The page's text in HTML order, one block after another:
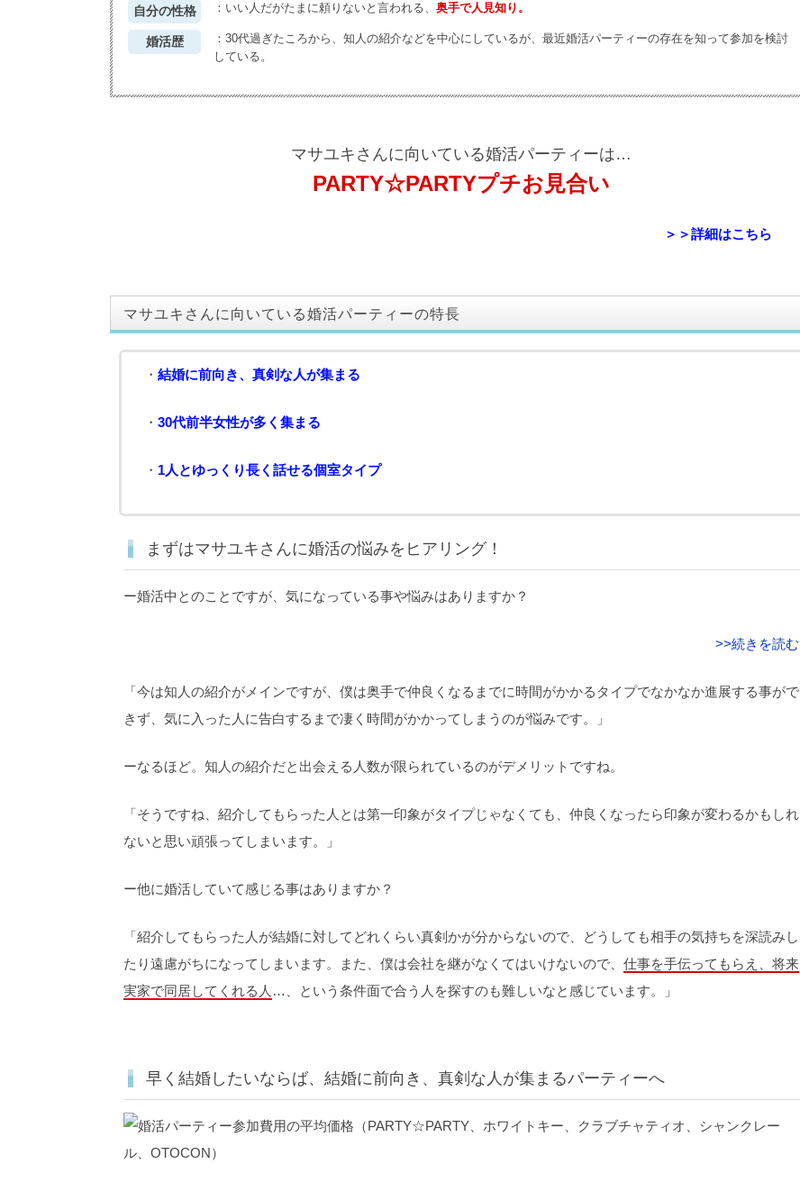
自分の性格 ： いい人だがたまに頼りないと言われる、 奥手で人見知り。
婚活歴 ： 30代過ぎたころから、知人の紹介などを中心にしているが、最近婚活パーティーの存在を知って参加を検討
している。
マサユキさんに向いている婚活パーティーは…
PARTY☆PARTYプチお見合い
＞＞詳細はこちら
マサユキさんに向いている婚活パーティーの特長
・ 結婚に前向き、真剣な人が集まる
・ 30代前半女性が多く集まる
・ 1人とゆっくり長く話せる個室タイプ
まずはマサユキさんに婚活の悩みをヒアリング！
ー婚活中とのことですが、気になっている事や悩みはありますか？
>>続きを読む
「今は知人の紹介がメインですが、僕は奥手で仲良くなるまでに時間がかかるタイプでなかなか進展する事がで
きず、気に入った人に告白するまで凄く時間がかかってしまうのが悩みです。」
ーなるほど。知人の紹介だと出会える人数が限られているのがデメリットですね。
「そうですね、紹介してもらった人とは第一印象がタイプじゃなくても、仲良くなったら印象が変わるかもしれ
ないと思い頑張ってしまいます。」
ー他に婚活していて感じる事はありますか？
「紹介してもらった人が結婚に対してどれくらい真剣かが分からないので、どうしても相手の気持ちを深読みし
たり遠慮がちになってしまいます。また、僕は会社を継がなくてはいけないので、 仕事を手伝ってもらえ、将来
実家で同居してくれる人 …、という条件面で合う人を探すのも難しいなと感じています。」
早く結婚したいならば、結婚に前向き、真剣な人が集まるパーティーへ